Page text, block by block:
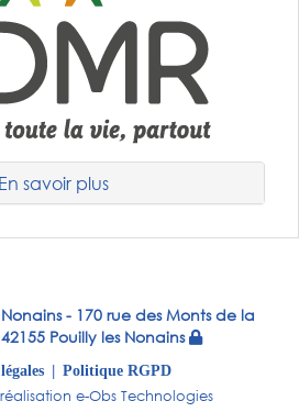
En savoir plus
- 170 rue des Monts de la
Pouilly les Nonains
Politique RGPD
e-Obs Technologies